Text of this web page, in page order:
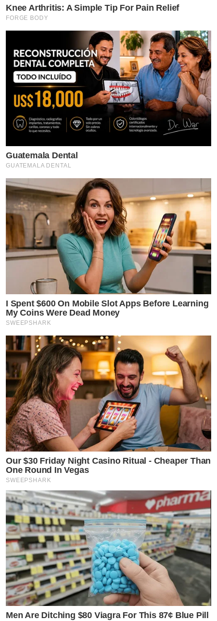
Knee Arthritis: A Simple Tip For Pain Relief
FORGE BODY
Guatemala Dental
GUATEMALA DENTAL
I Spent $600 On Mobile Slot Apps Before Learning
My Coins Were Dead Money
SWEEPSHARK
Our $30 Friday Night Casino Ritual - Cheaper Than
One Round In Vegas
SWEEPSHARK
Men Are Ditching $80 Viagra For This 87¢ Blue Pill